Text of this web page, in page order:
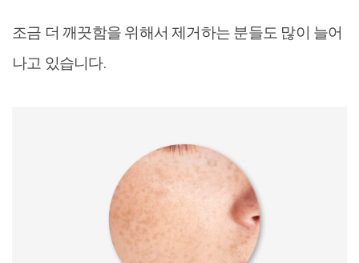
조금 더 깨끗함을 위해서 제거하는 분들도 많이 늘어
나고 있습니다.